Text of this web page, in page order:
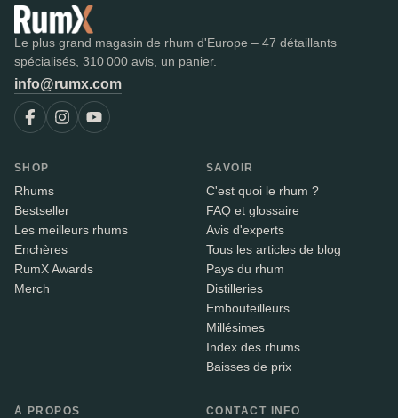
Le plus grand magasin de rhum d'Europe – 47 détaillants
spécialisés, 310 000 avis, un panier.
info@rumx.com
SHOP
Rhums
Bestseller
Les meilleurs rhums
Enchères
RumX Awards
Merch
SAVOIR
C'est quoi le rhum ?
FAQ et glossaire
Avis d'experts
Tous les articles de blog
Pays du rhum
Distilleries
Embouteilleurs
Millésimes
Index des rhums
Baisses de prix
À PROPOS CONTACT INFO